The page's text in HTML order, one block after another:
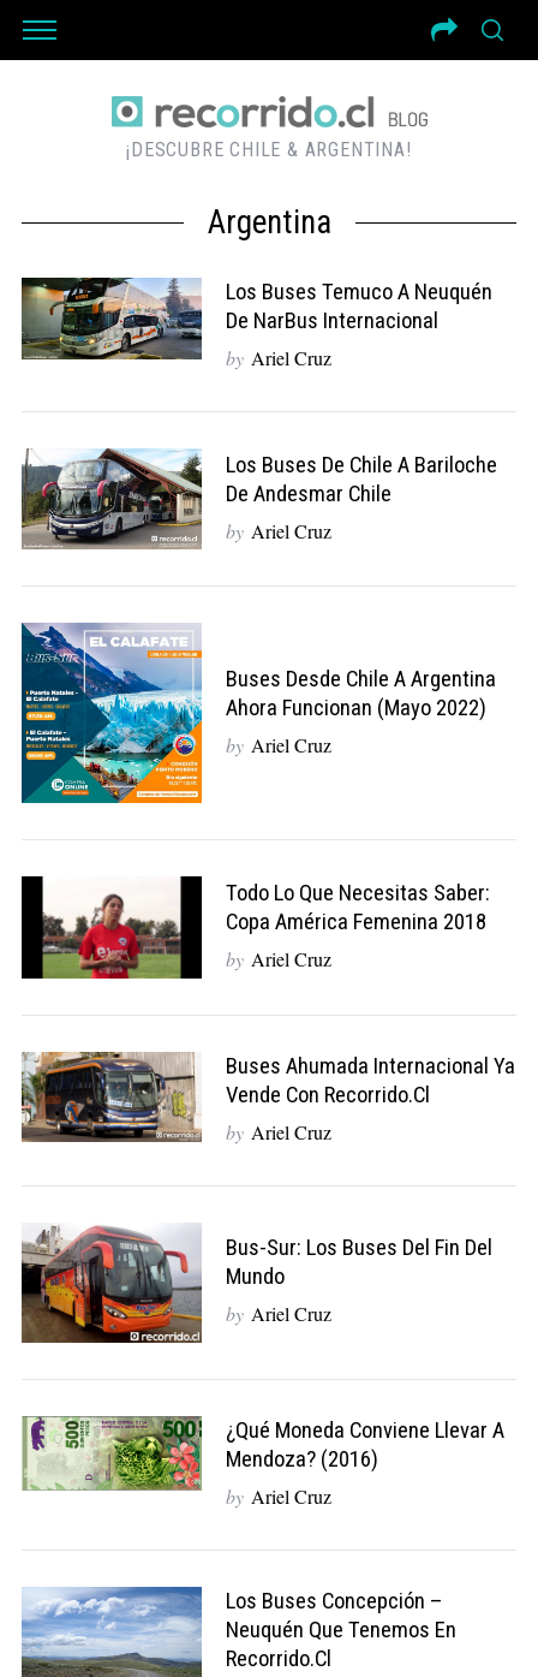
¡DESCUBRE CHILE & ARGENTINA!
Argentina
Los Buses Temuco A Neuquén
De NarBus Internacional
by Ariel Cruz
Los Buses De Chile A Bariloche
De Andesmar Chile
by Ariel Cruz
Buses Desde Chile A Argentina
Ahora Funcionan (Mayo 2022)
by Ariel Cruz
Todo Lo Que Necesitas Saber:
Copa América Femenina 2018
by Ariel Cruz
Buses Ahumada Internacional Ya
Vende Con Recorrido.cl
by Ariel Cruz
Bus-Sur: Los Buses Del Fin Del
Mundo
by Ariel Cruz
¿Qué Moneda Conviene Llevar A
Mendoza? (2016)
by Ariel Cruz
Los Buses Concepción –
Neuquén Que Tenemos En
Recorrido.cl